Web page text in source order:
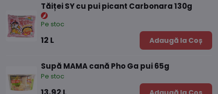
Tăiței SY cu pui picant Carbonara 130g
Pe stoc
12 L Adaugă la Coș
Supă MAMA cană Pho Ga pui 65g
Pe stoc